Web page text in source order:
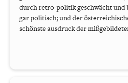
durch retro-politik geschwächt und
gar politisch; und der
schönste ausdruck der